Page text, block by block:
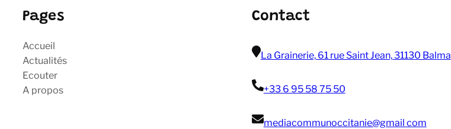
Pages
Accueil
Actualités
Ecouter
A propos
Contact
La Grainerie, 61 rue Saint Jean, 31130 Balma
+33 6 95 58 75 50
mediacommunoccitanie@gmail com